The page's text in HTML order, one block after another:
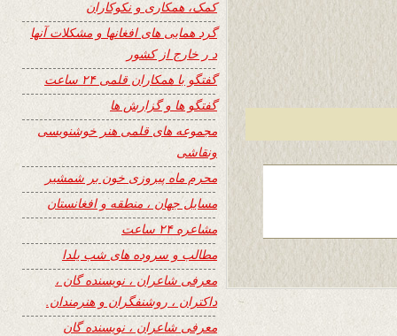
کمک، همکاری و نکوکاران
گرد همایی های افغانها و مشکلات آنها
د ر خارج از کشور
گفتگو با همکاران قلمی ۲۴ ساعت
گفتگو ها و گزارش ها
مجموعه های قلمی هنر خوشنویسی
ونقاشی
محرم ماه پیروزی خون بر شمشیر
مسایل جهان ، منطقه و افغانستان
مشاعره ۲۴ ساعت
مطالب و سروده های شب یلدا
معرفی شاعران ، نویسنده گان ،
داکتران ، روشنفگران و هنرمندان.
معرفی شاعران ، نویسنده گان